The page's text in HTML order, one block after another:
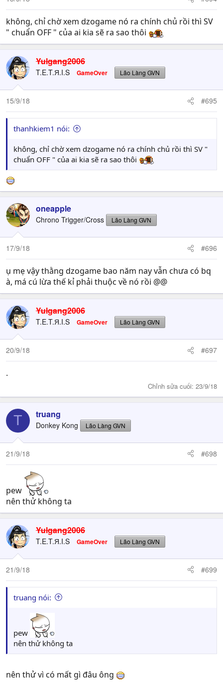
không, chỉ chờ xem dzogame nó ra chính chủ rồi thì SV
" chuẩn OFF " của ai kia sẽ ra sao thôi
Yulgang2006
T.E.T.Я.I.S GameOver Lão Làng GVN
15/9/18 #695
thanhkiem1 nói:
không, chỉ chờ xem dzogame nó ra chính chủ rồi thì SV "
chuẩn OFF " của ai kia sẽ ra sao thôi
oneapple
Chrono Trigger/Cross Lão Làng GVN
17/9/18 #696
ụ mẹ vậy thằng dzogame bao năm nay vẫn chưa có bq
à, má cú lừa thế kỉ phải thuộc về nó rồi @@
Yulgang2006
T.E.T.Я.I.S GameOver Lão Làng GVN
20/9/18 #697
.
Chỉnh sửa cuối: 23/9/18
T truang
Donkey Kong Lão Làng GVN
21/9/18 #698
pew
nên thử không ta
Yulgang2006
T.E.T.Я.I.S GameOver Lão Làng GVN
21/9/18 #699
truang nói:
pew
nên thử không ta
nên thử vì có mất gì đâu ông